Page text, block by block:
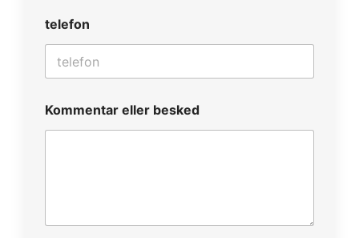
telefon
Kommentar eller besked